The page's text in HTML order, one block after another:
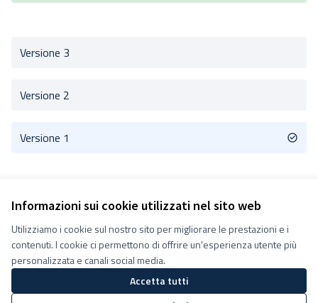
Informazioni sui cookie utilizzati nel sito web
Utilizziamo i cookie sul nostro sito per migliorare le prestazioni e i
contenuti. I cookie ci permettono di offrire un'esperienza utente più
personalizzata e canali social media.
Accetta tutti
Versione 3
Versione 2
Versione 1
Termini e condizioni d''uso
Impostazioni Cookie
Decidiamo su Facebook
Decidiamo su YouTube
(Collegamento esterno)